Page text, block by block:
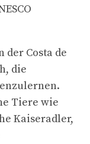
Costa de
die
Tiere wie
Kaiseradler,